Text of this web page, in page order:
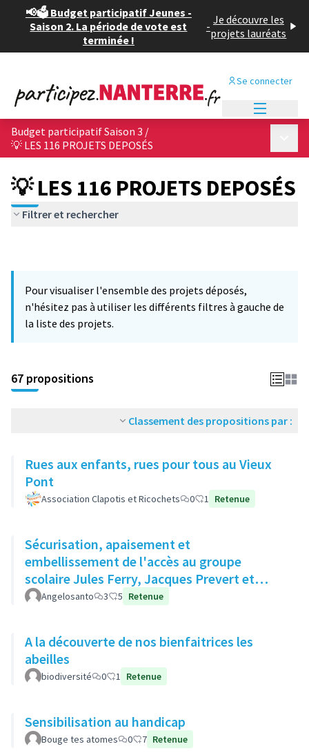
📢🗳️ Budget participatif Jeunes -
Saison 2. La période de vote est
terminée !
- Je découvre les
projets lauréats
Se connecter
Budget participatif Saison 3 /
💡 LES 116 PROJETS DEPOSÉS
💡 LES 116 PROJETS DEPOSÉS
Filtrer et rechercher
Pour visualiser l'ensemble des projets déposés,
n'hésitez pas à utiliser les différents filtres à gauche de
la liste des projets.
67 propositions
Classement des propositions par :
Rues aux enfants, rues pour tous au Vieux
Pont
Association Clapotis et Ricochets 0 1 Retenue
Sécurisation, apaisement et
embellissement de l'accès au groupe
scolaire Jules Ferry, Jacques Prevert et
Moulin des Gibets
Angelosanto 3 5 Retenue
A la découverte de nos bienfaitrices les
abeilles
biodiversité 0 1 Retenue
Sensibilisation au handicap
Bouge tes atomes 0 7 Retenue